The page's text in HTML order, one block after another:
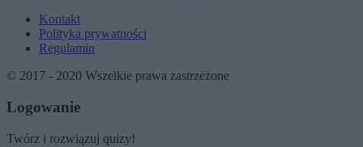
Kontakt
Polityka prywatności
Regulamin
© 2017 - 2020 Wszelkie prawa zastrzeżone
Logowanie
Twórz i rozwiązuj quizy!